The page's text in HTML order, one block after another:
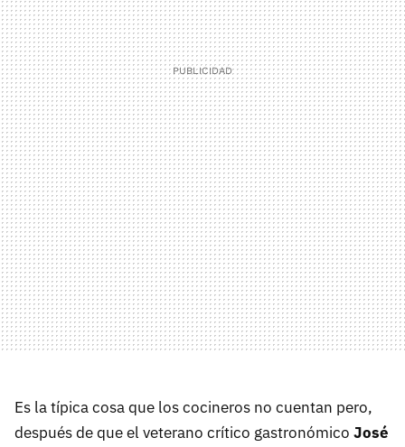
Es la típica cosa que los cocineros no cuentan pero,
después de que el veterano crítico gastronómico José